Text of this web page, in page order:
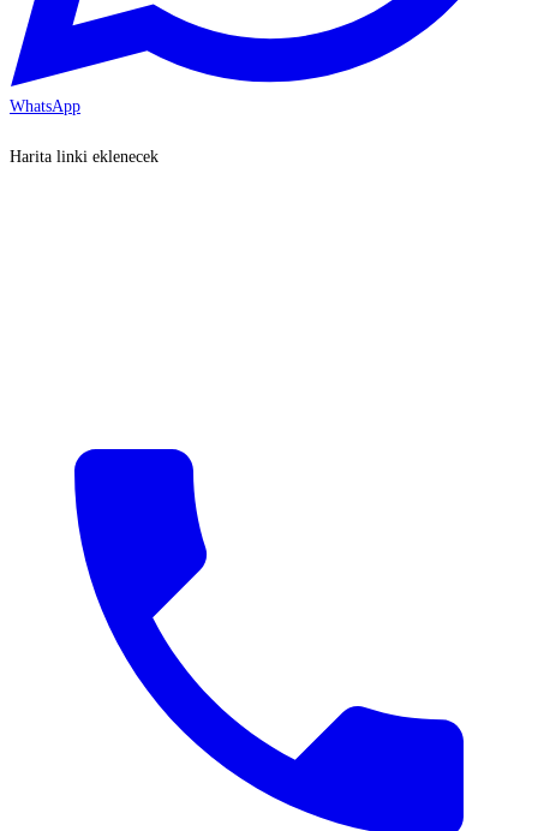
WhatsApp
Harita linki eklenecek